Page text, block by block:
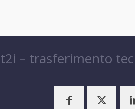
t2i – trasferimento